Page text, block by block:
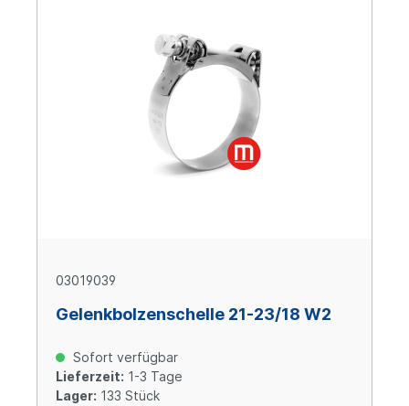
03019039
Gelenkbolzenschelle 21-23/18 W2
Sofort verfügbar
Lieferzeit: 1-3 Tage
Lager: 133 Stück